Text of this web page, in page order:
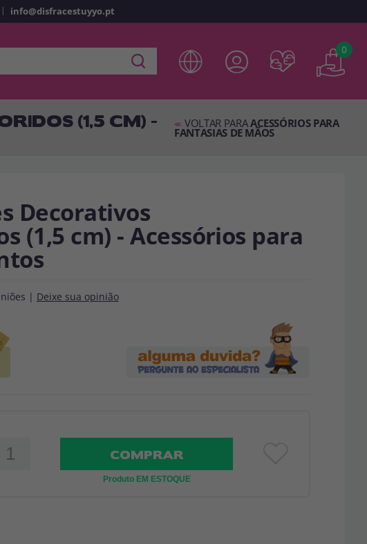
anteriores.
| info@disfracestuyyo.pt
0
(1,5 CM) - << VOLTAR PARAACESSÓRIOS PARA
FANTASIAS DE MÃOS
Decorativos
(1,5 cm) - Acessórios para
| Deixe sua opinião
COMPRAR
Produto EM ESTOQUE